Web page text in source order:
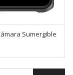
Sumergible